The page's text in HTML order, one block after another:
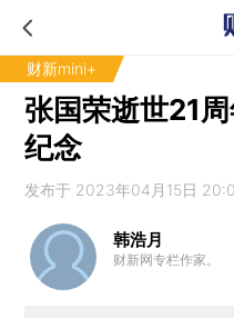
财新mini+
张国荣逝世21
纪念
发布于 2023年04月15日
韩浩月
财新网专栏作家。